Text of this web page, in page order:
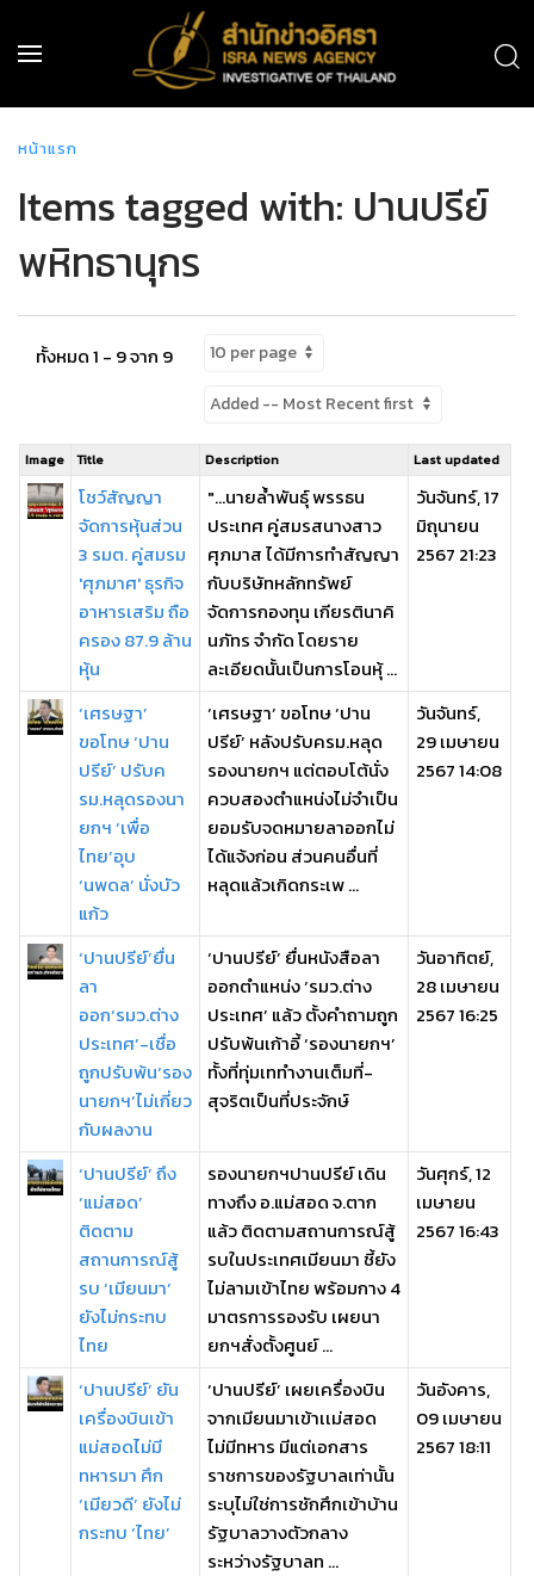
หน้าแรก
Items tagged with: ปานปรีย์
พหิทธานุกร
ทั้งหมด 1 - 9 จาก 9
Image Title Description Last updated
โชว์สัญญา
จัดการหุ้นส่วน
3 รมต. คู่สมรม
'ศุภมาศ' ธุรกิจ
อาหารเสริม ถือ
ครอง 87.9 ล้าน
หุ้น
"...นายล้ำพันธุ์ พรรธน
ประเทศ คู่สมรสนางสาว
ศุภมาส ได้มีการทำสัญญา
กับบริษัทหลักทรัพย์
จัดการกองทุน เกียรตินาคิ
นภัทร จำกัด โดยราย
ละเอียดนั้นเป็นการโอนหุ้ ...
วันจันทร์, 17
มิถุนายน
2567 21:23
‘เศรษฐา’
ขอโทษ ‘ปาน
ปรีย์’ ปรับค
รม.หลุดรองนา
ยกฯ ‘เพื่อ
ไทย’อุบ
‘นพดล’ นั่งบัว
แก้ว
‘เศรษฐา’ ขอโทษ ‘ปาน
ปรีย์’ หลังปรับครม.หลุด
รองนายกฯ แต่ตอบโต้นั่ง
ควบสองตำแหน่งไม่จำเป็น
ยอมรับจดหมายลาออกไม่
ได้แจ้งก่อน ส่วนคนอื่นที่
หลุดแล้วเกิดกระเพ ...
วันจันทร์,
29 เมษายน
2567 14:08
‘ปานปรีย์’ยื่น
ลา
ออก‘รมว.ต่าง
ประเทศ’-เชื่อ
ถูกปรับพ้น‘รอง
นายกฯ’ไม่เกี่ยว
กับผลงาน
‘ปานปรีย์’ ยื่นหนังสือลา
ออกตำแหน่ง ‘รมว.ต่าง
ประเทศ’ แล้ว ตั้งคำถามถูก
ปรับพ้นเก้าอี้ ‘รองนายกฯ’
ทั้งที่ทุ่มเททำงานเต็มที่-
สุจริตเป็นที่ประจักษ์
วันอาทิตย์,
28 เมษายน
2567 16:25
‘ปานปรีย์’ ถึง
‘แม่สอด’
ติดตาม
สถานการณ์สู้
รบ ‘เมียนมา’
ยังไม่กระทบ
ไทย
รองนายกฯปานปรีย์ เดิน
ทางถึง อ.แม่สอด จ.ตาก
แล้ว ติดตามสถานการณ์สู้
รบในประเทศเมียนมา ชี้ยัง
ไม่ลามเข้าไทย พร้อมกาง 4
มาตรการรองรับ เผยนา
ยกฯสั่งตั้งศูนย์ ...
วันศุกร์, 12
เมษายน
2567 16:43
‘ปานปรีย์’ ยัน
เครื่องบินเข้า
แม่สอดไม่มี
ทหารมา ศึก
‘เมียวดี’ ยังไม่
กระทบ ‘ไทย’
‘ปานปรีย์’ เผยเครื่องบิน
จากเมียนมาเข้าเเม่สอด
ไม่มีทหาร มีแต่เอกสาร
ราชการของรัฐบาลเท่านั้น
ระบุไม่ใช่การชักศึกเข้าบ้าน
รัฐบาลวางตัวกลาง
ระหว่างรัฐบาลท ...
วันอังคาร,
09 เมษายน
2567 18:11